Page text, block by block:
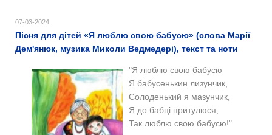
07-03-2024
Пісня для дітей «Я люблю свою бабусю» (слова Марії
Дем'янюк, музика Миколи Ведмедері), текст та ноти
"Я люблю свою бабусю
Я бабусенькин лизунчик,
Солоденький я мазунчик,
Я до бабці притулюся,
Так люблю свою бабусю!"